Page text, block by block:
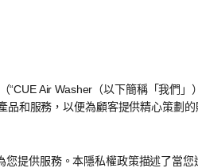
“CUE Air Washer（以下簡稱「我們」
品和服務，以便為顧客提供精心策劃
提供服務。本隱私權政策描述了當您